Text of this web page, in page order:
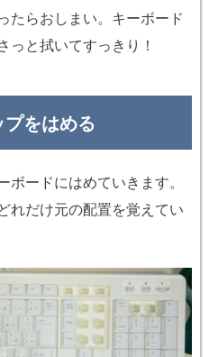
たらおしまい。キーボード
っと拭いてすっきり！
をはめる
ードにはめていきます。
れだけ元の配置を覚えてい